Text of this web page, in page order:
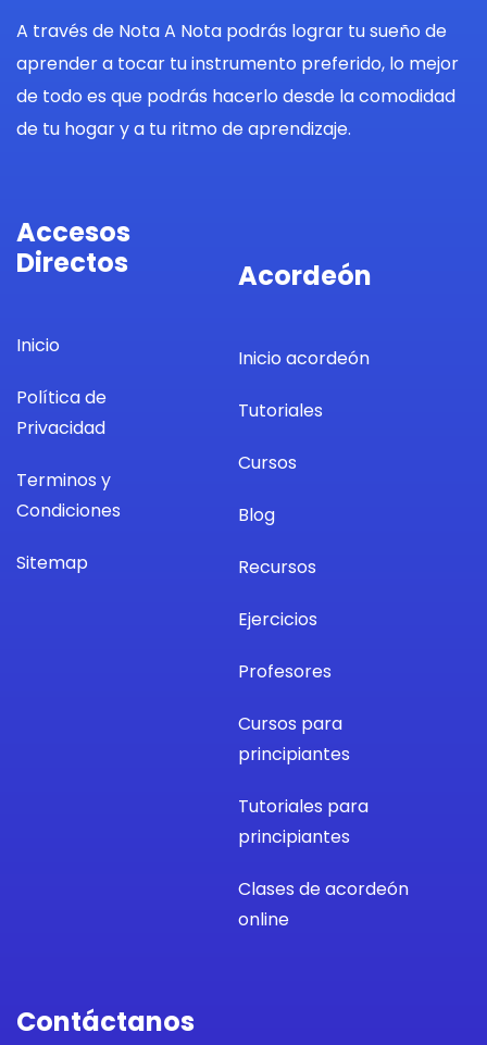
A través de Nota A Nota podrás lograr tu sueño de
aprender a tocar tu instrumento preferido, lo mejor
de todo es que podrás hacerlo desde la comodidad
de tu hogar y a tu ritmo de aprendizaje.
Accesos
Directos
Inicio
Política de
Privacidad
Terminos y
Condiciones
Sitemap
Acordeón
Inicio acordeón
Tutoriales
Cursos
Blog
Recursos
Ejercicios
Profesores
Cursos para
principiantes
Tutoriales para
principiantes
Clases de acordeón
online
Contáctanos